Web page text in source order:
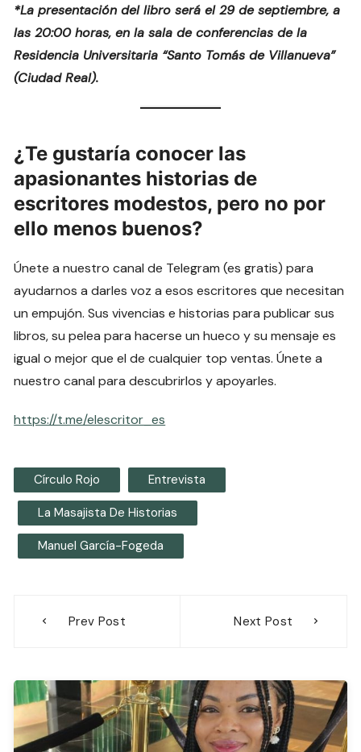
*La presentación del libro será el 29 de septiembre, a
las 20:00 horas, en la sala de conferencias de la
Residencia Universitaria “Santo Tomás de Villanueva”
(Ciudad Real).
¿Te gustaría conocer las
apasionantes historias de
escritores modestos, pero no por
ello menos buenos?
Únete a nuestro canal de Telegram (es gratis) para
ayudarnos a darles voz a esos escritores que necesitan
un empujón. Sus vivencias e historias para publicar sus
libros, su pelea para hacerse un hueco y su mensaje es
igual o mejor que el de cualquier top ventas. Únete a
nuestro canal para descubrirlos y apoyarles.
https://t.me/elescritor_es
Círculo Rojo Entrevista
La Masajista De Historias
Manuel García-Fogeda
Prev Post Next Post